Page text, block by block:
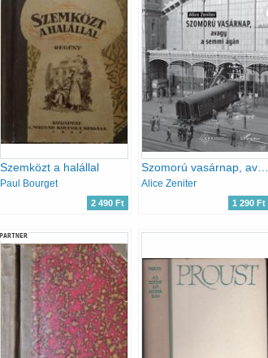
Szemközt a halállal
Paul Bourget
2 490 Ft
Szomorú vasárnap, avagy a semmi ágán
Alice Zeniter
1 290 Ft
PARTNER